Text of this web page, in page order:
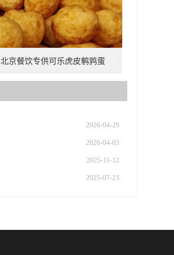
北京餐饮专供可乐虎皮鹌鹑蛋
2026-04-29
2026-04-03
2025-11-12
2025-07-23